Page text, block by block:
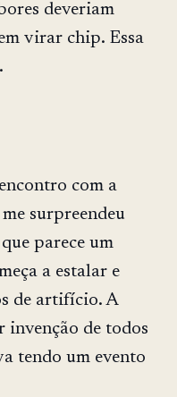
deveriam
virar chip. Essa
com a
surpreendeu
parece um
a estalar e
de artifício. A
invenção de todos
tendo um evento